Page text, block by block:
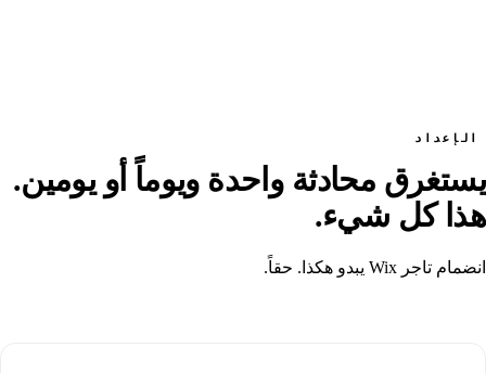
الإعداد
يستغرق محادثة واحدة ويوماً أو يومين.
هذا كل شيء.
انضمام تاجر Wix يبدو هكذا. حقاً.